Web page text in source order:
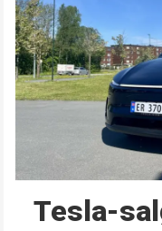
Tesla-